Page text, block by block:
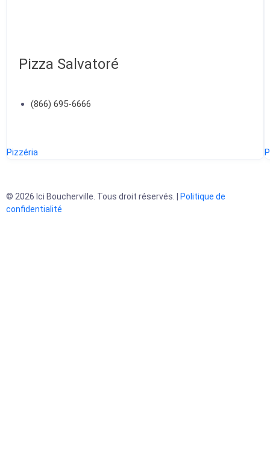
Pizza Salvatoré
(866) 695-6666
Pizzéria
© 2026 Ici Boucherville. Tous droit réservés. |
Politique de
confidentialité